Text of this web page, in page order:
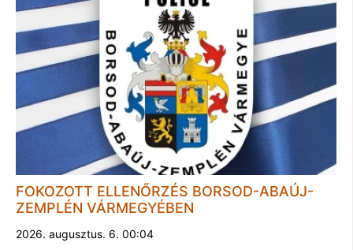
FOKOZOTT ELLENŐRZÉS BORSOD-ABAÚJ-
ZEMPLÉN VÁRMEGYÉBEN
2026. augusztus. 6. 00:04